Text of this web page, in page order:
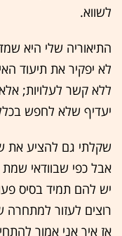
לשווא.
התיאוריה שלי היא
לא יפקיר את תיעוד
ללא קשר לעלויות;
יעדיף שלא לחפש
שקלתי גם להציע את
אבל כפי שבוודאי
יש להם תמיד בסיס
רוצים לעזור
אז איך אני אמור